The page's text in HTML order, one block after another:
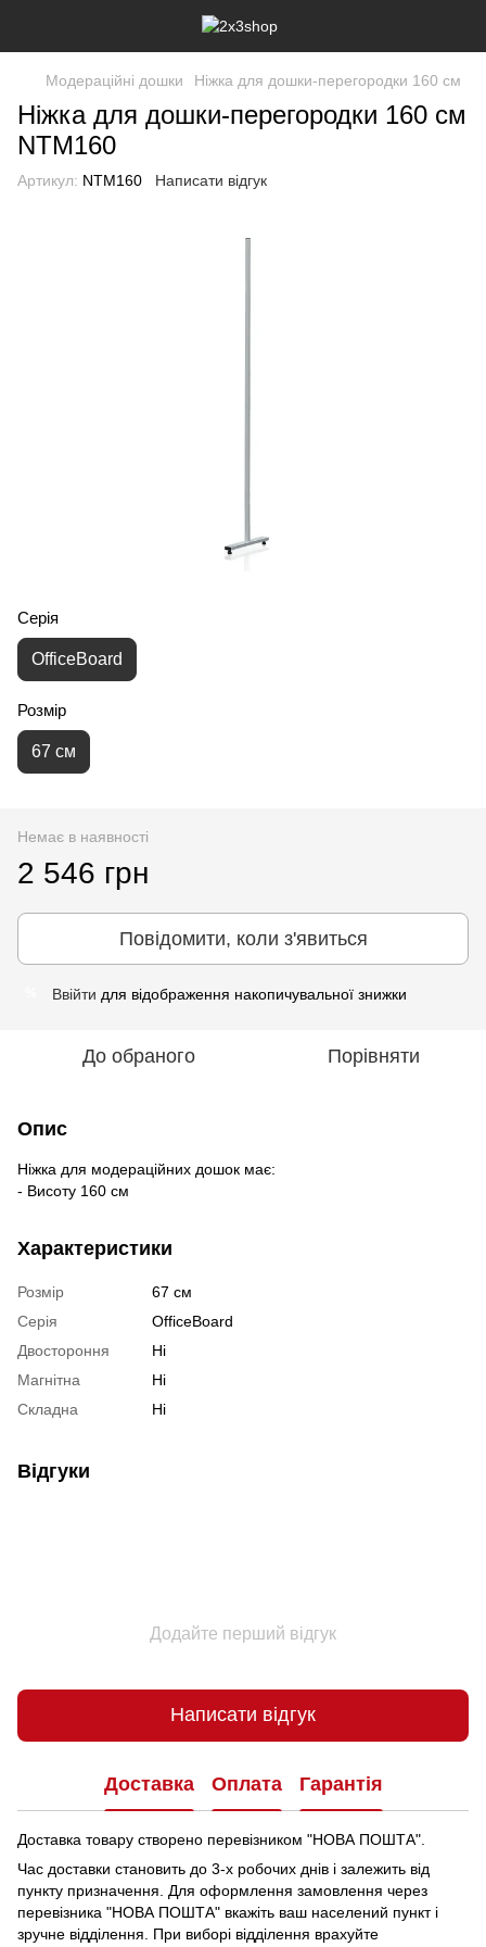
Модераційні дошки Ніжка для дошки-перегородки 160 см
Ніжка для дошки-перегородки 160 см
NTM160
Артикул: NTM160 Написати відгук
Серія
OfficeBoard
Розмір
67 см
Немає в наявності
2 546 грн
Повідомити, коли з'явиться
Ввійти для відображення накопичувальної знижки
До обраного Порівняти
Опис
Ніжка для модераційних дошок має:
- Висоту 160 см
Характеристики
Розмір
67 см
Серія
OfficeBoard
Двостороння
Ні
Магнітна
Ні
Складна
Ні
Відгуки
Додайте перший відгук
Написати відгук
Доставка Оплата Гарантія
Доставка товару створено перевізником "НОВА ПОШТА".
Час доставки становить до 3-х робочих днів і залежить від
пункту призначення. Для оформлення замовлення через
перевізника "НОВА ПОШТА" вкажіть ваш населений пункт і
зручне відділення.
При виборі відділення врахуйте